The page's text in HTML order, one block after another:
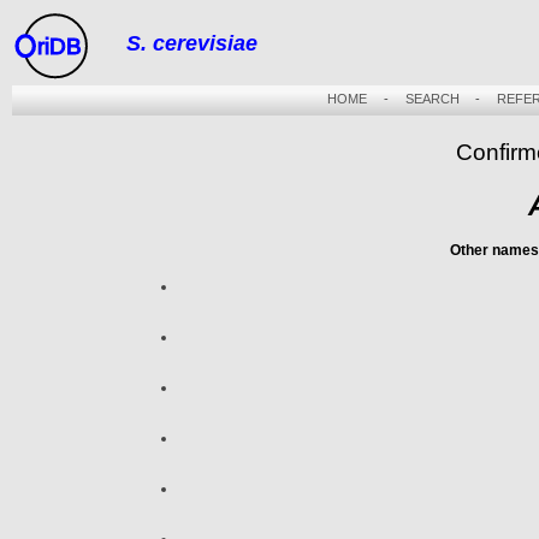
riDB S. cerevisiae
HOME- SEARCH -
Other